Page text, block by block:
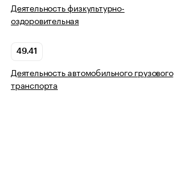
Деятельность физкультурно-
оздоровительная
49.41
Деятельность автомобильного грузового
транспорта